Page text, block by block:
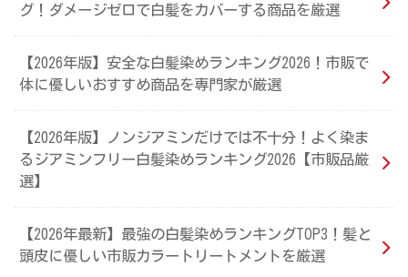
グ！ダメージゼロで白髪をカバーする商品を厳選
【2026年版】安全な白髪染めランキング2026！市販で
体に優しいおすすめ商品を専門家が厳選
【2026年版】ノンジアミンだけでは不十分！よく染ま
るジアミンフリー白髪染めランキング2026【市販品厳
選】
【2026年最新】最強の白髪染めランキングTOP3！髪と
頭皮に優しい市販カラートリートメントを厳選